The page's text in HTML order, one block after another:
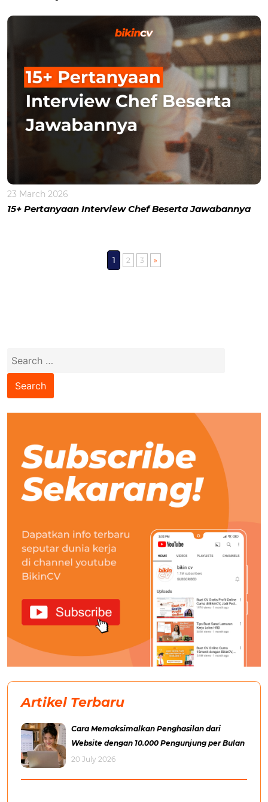
23 March 2026
15+ Pertanyaan Interview Chef Beserta Jawabannya
1 2 3 »
Artikel Terbaru
Cara Memaksimalkan Penghasilan dari
Website dengan 10.000 Pengunjung per Bulan
20 July 2026